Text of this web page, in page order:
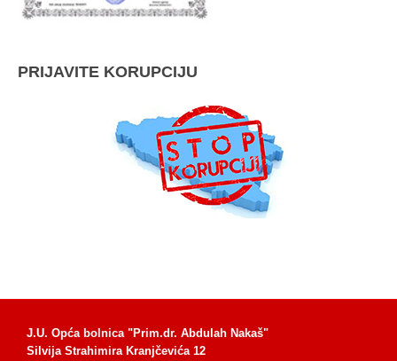
PRIJAVITE KORUPCIJU
J.U. Opća bolnica "Prim.dr. Abdulah Nakaš"
Silvija Strahimira Kranjčevića 12